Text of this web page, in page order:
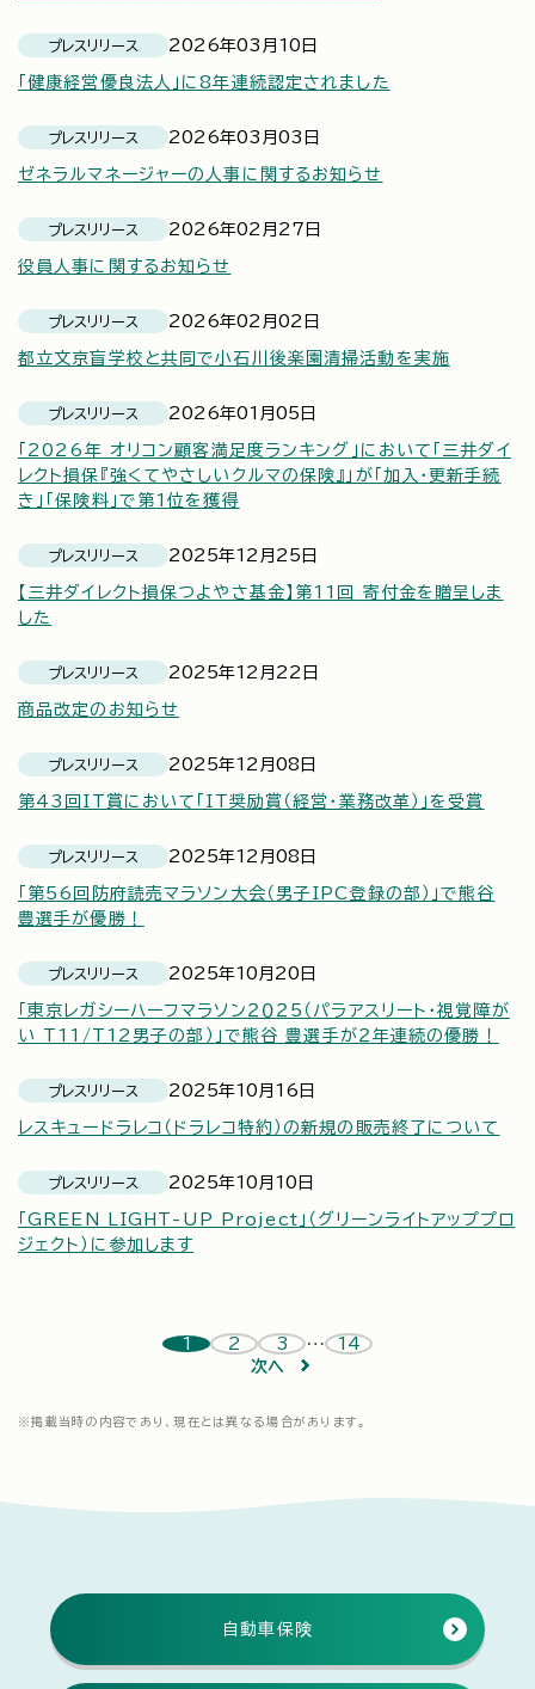
プレスリリース 2026年03月10日
「健康経営優良法人」に8年連続認定されました
プレスリリース 2026年03月03日
ゼネラルマネージャーの人事に関するお知らせ
プレスリリース 2026年02月27日
役員人事に関するお知らせ
プレスリリース 2026年02月02日
都立文京盲学校と共同で小石川後楽園清掃活動を実施
プレスリリース 2026年01月05日
「2026年 オリコン顧客満足度ランキング」において「三井ダイ
レクト損保『強くてやさしいクルマの保険』」が「加入・更新手続
き」「保険料」で第1位を獲得
プレスリリース 2025年12月25日
【三井ダイレクト損保つよやさ基金】第11回 寄付金を贈呈しま
した
プレスリリース 2025年12月22日
商品改定のお知らせ
プレスリリース 2025年12月08日
第43回IT賞において「IT奨励賞（経営・業務改革）」を受賞
プレスリリース 2025年12月08日
「第56回防府読売マラソン大会（男子IPC登録の部）」で熊谷
豊選手が優勝！
プレスリリース 2025年10月20日
「東京レガシーハーフマラソン２０２5（パラアスリート・視覚障が
い T11/T12男子の部）」で熊谷 豊選手が２年連続の優勝！
プレスリリース 2025年10月16日
レスキュードラレコ（ドラレコ特約）の新規の販売終了について
プレスリリース 2025年10月10日
「GREEN LIGHT-UP Project」（グリーンライトアッププロ
ジェクト）に参加します
1 2 3 …
14
次へ
※掲載当時の内容であり、現在とは異なる場合があります。
自動車保険